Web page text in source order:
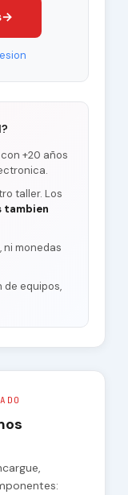
→
con +20 años
taller. Los
tambien
ni monedas
de equipos,